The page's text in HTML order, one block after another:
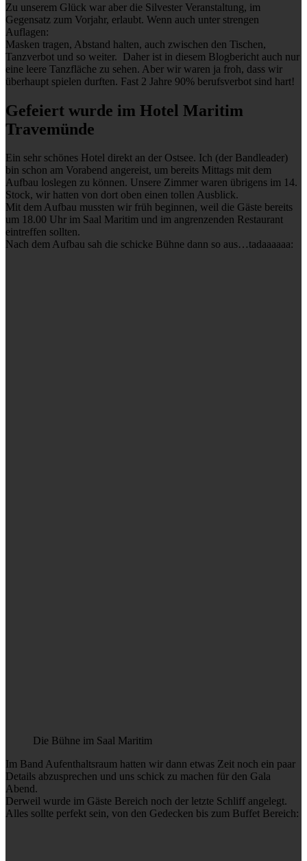
Zu unserem Glück war aber die Silvester Veranstaltung, im
Gegensatz zum Vorjahr, erlaubt. Wenn auch unter strengen
Auflagen:
Masken tragen, Abstand halten, auch zwischen den Tischen,
Tanzverbot und so weiter. Daher ist in diesem Blogbericht auch nur
eine leere Tanzfläche zu sehen. Aber wir waren ja froh, dass wir
überhaupt spielen durften. Fast 2 Jahre 90% berufsverbot sind hart!
Gefeiert wurde im Hotel Maritim
Travemünde
Ein sehr schönes Hotel direkt an der Ostsee. Ich (der Bandleader)
bin schon am Vorabend angereist, um bereits Mittags mit dem
Aufbau loslegen zu können. Unsere Zimmer waren übrigens im 14.
Stock, wir hatten von dort oben einen tollen Ausblick.
Mit dem Aufbau mussten wir früh beginnen, weil die Gäste bereits
um 18.00 Uhr im Saal Maritim und im angrenzenden Restaurant
eintreffen sollten.
Nach dem Aufbau sah die schicke Bühne dann so aus…tadaaaaaa:
Die Bühne im Saal Maritim
Im Band Aufenthaltsraum hatten wir dann etwas Zeit noch ein paar
Details abzusprechen und uns schick zu machen für den Gala
Abend.
Derweil wurde im Gäste Bereich noch der letzte Schliff angelegt.
Alles sollte perfekt sein, von den Gedecken bis zum Buffet Bereich: